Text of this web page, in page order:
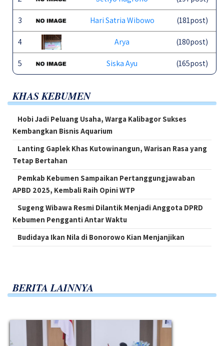
3 Hari Satria Wibowo (181post)
4 Arya (180post)
5 Siska Ayu (165post)
KHAS KEBUMEN
Hobi Jadi Peluang Usaha, Warga Kalibagor Sukses
Kembangkan Bisnis Aquarium
Lanting Gaplek Khas Kutowinangun, Warisan Rasa yang
Tetap Bertahan
Pemkab Kebumen Sampaikan Pertanggungjawaban
APBD 2025, Kembali Raih Opini WTP
Sugeng Wibawa Resmi Dilantik Menjadi Anggota DPRD
Kebumen Pengganti Antar Waktu
Budidaya Ikan Nila di Bonorowo Kian Menjanjikan
BERITA LAINNYA